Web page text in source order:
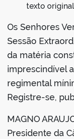
texto
Os Senhores
Sessão
da matéria
imprescindível
regimental
Registre-se,
MAGNO
Presidente da